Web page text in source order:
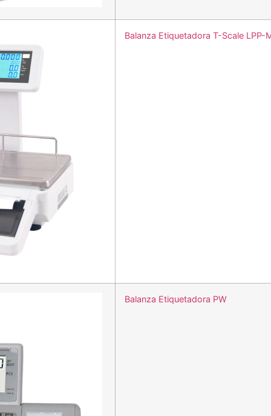
Balanza Etiquetadora T-Scale LPP-
Balanza Etiquetadora PW